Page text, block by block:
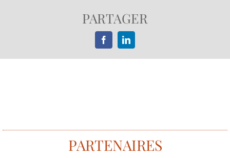
PARTAGER
FacebookLinkedIn
PARTENAIRES